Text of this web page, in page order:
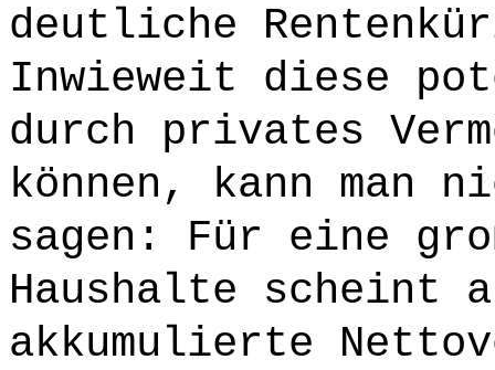
deutliche
Inwieweit diese
durch privates
können, kann man
sagen: Für eine
Haushalte scheint
akkumulierte